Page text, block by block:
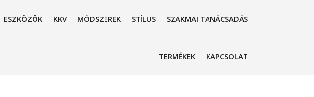
ESZKÖZÖK KKV MÓDSZEREK STÍLUS SZAKMAI TANÁCSADÁS
TERMÉKEK KAPCSOLAT